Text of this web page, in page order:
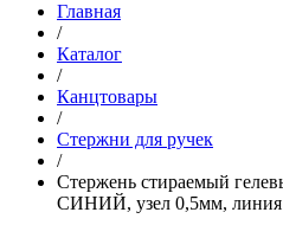
Главная
/
Каталог
/
Канцтовары
/
Стержни для ручек
/
Стержень стираемый
СИНИЙ, узел 0,5мм,